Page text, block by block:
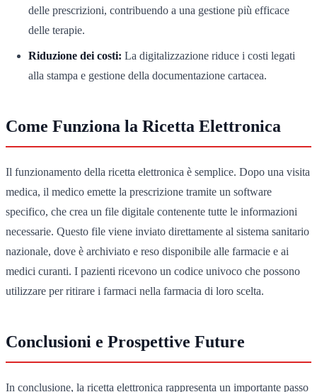
delle prescrizioni, contribuendo a una gestione più efficace
delle terapie.
Riduzione dei costi: La digitalizzazione riduce i costi legati
alla stampa e gestione della documentazione cartacea.
Come Funziona la Ricetta Elettronica
Il funzionamento della ricetta elettronica è semplice. Dopo una visita
medica, il medico emette la prescrizione tramite un software
specifico, che crea un file digitale contenente tutte le informazioni
necessarie. Questo file viene inviato direttamente al sistema sanitario
nazionale, dove è archiviato e reso disponibile alle farmacie e ai
medici curanti. I pazienti ricevono un codice univoco che possono
utilizzare per ritirare i farmaci nella farmacia di loro scelta.
Conclusioni e Prospettive Future
In conclusione, la ricetta elettronica rappresenta un importante passo